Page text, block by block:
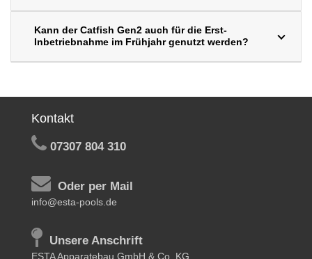
Kann der Catfish Gen2 auch für die Erst-
Inbetriebnahme im Frühjahr genutzt werden?
Kontakt
07307 804 310
Oder per Mail
info@esta-pools.de
Unsere Anschrift
ESTA Apparatebau GmbH & Co. KG